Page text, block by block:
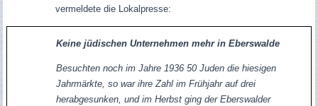
vermeldete die Lokalpresse:
Keine jüdischen Unternehmen mehr in Eberswalde
Besuchten noch im Jahre 1936 50 Juden die hiesigen
Jahrmärkte, so war ihre Zahl im Frühjahr auf drei
herabgesunken, und im Herbst ging der Eberswalder